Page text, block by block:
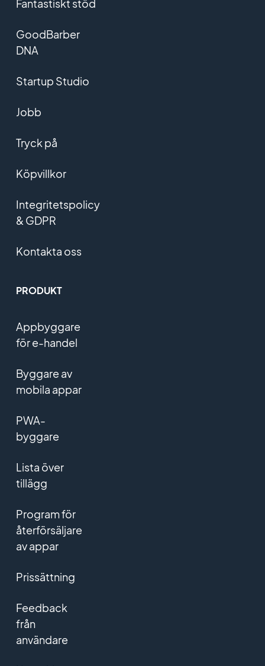
Fantastiskt stöd
GoodBarber
DNA
Startup Studio
Jobb
Tryck på
Köpvillkor
Integritetspolicy
& GDPR
Kontakta oss
PRODUKT
Appbyggare
för e-handel
Byggare av
mobila appar
PWA-
byggare
Lista över
tillägg
Program för
återförsäljare
av appar
Prissättning
Feedback
från
användare